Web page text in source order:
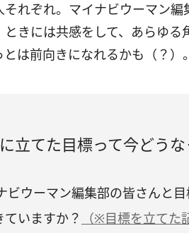
れぞれ。マイナビウーマン
きには共感をして、あらゆる
は前向きになれるかも（？）。
立てた目標って今どうな
ビウーマン編集部の皆さんと
いますか？
（※目標を立てた